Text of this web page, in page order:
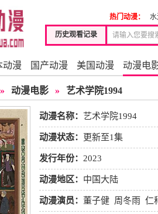
历史观看记录
热门动漫：
动漫 国产动漫 美国动漫 动漫电
» 动漫电影 » 艺术学院1994
动漫名称： 艺术学院1994
动漫状态： 更新至1集
发行年份： 2023
动漫地区： 中国大陆
动漫演员： 董子健 周冬雨 仁